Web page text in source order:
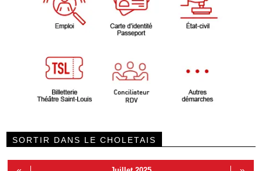
SORTIR DANS LE CHOLETAIS